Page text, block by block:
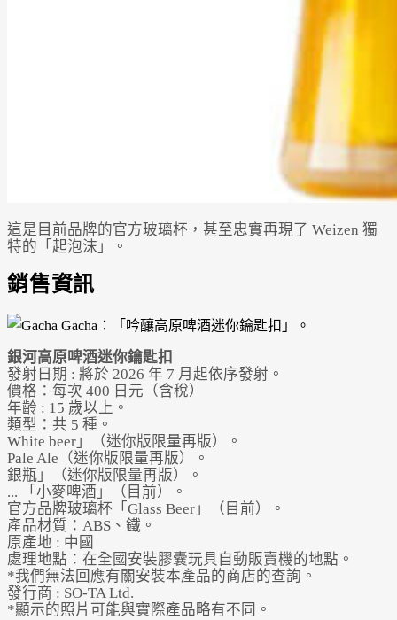
這是目前品牌的官方玻璃杯，甚至忠實再現了 Weizen 獨
特的「起泡沫」。
銷售資訊
銀河高原啤酒迷你鑰匙扣
發射日期 : 將於 2026 年 7 月起依序發射。
價格：每次 400 日元（含稅）
年齡 : 15 歲以上。
類型：共 5 種。
White beer」（迷你版限量再版）。
Pale Ale（迷你版限量再版）。
銀瓶」（迷你版限量再版）。
... 「小麥啤酒」（目前）。
官方品牌玻璃杯「Glass Beer」（目前）。
產品材質：ABS、鐵。
原產地 : 中國
處理地點：在全國安裝膠囊玩具自動販賣機的地點。
*我們無法回應有關安裝本產品的商店的查詢。
發行商 : SO-TA Ltd.
*顯示的照片可能與實際產品略有不同。